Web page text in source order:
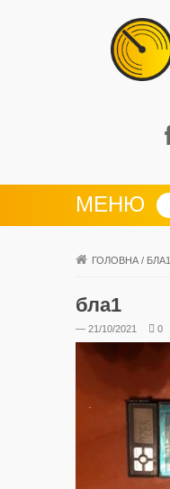
МЕНЮ
ГОЛОВНА / БЛА1
бла1
— 21/10/2021 0